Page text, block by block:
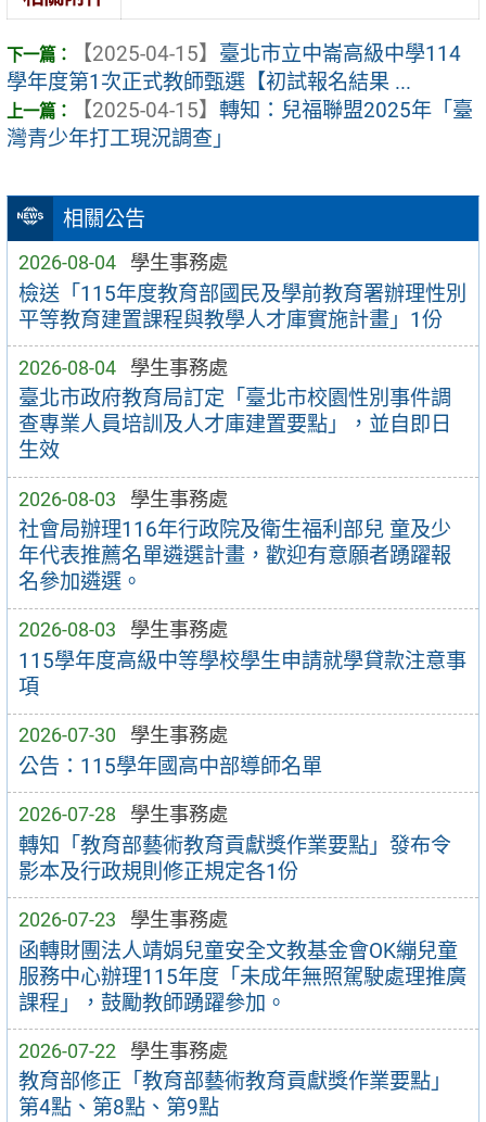
相關公告
2026-08-04 學生事務處
檢送「115年度教育部國民及學前教育署辦理性別
平等教育建置課程與教學人才庫實施計畫」1份
2026-08-04 學生事務處
臺北市政府教育局訂定「臺北市校園性別事件調
查專業人員培訓及人才庫建置要點」，並自即日
生效
2026-08-03 學生事務處
社會局辦理116年行政院及衛生福利部兒 童及少
年代表推薦名單遴選計畫，歡迎有意願者踴躍報
名參加遴選。
2026-08-03 學生事務處
115學年度高級中等學校學生申請就學貸款注意事
項
2026-07-30 學生事務處
公告：115學年國高中部導師名單
2026-07-28 學生事務處
轉知「教育部藝術教育貢獻獎作業要點」發布令
影本及行政規則修正規定各1份
2026-07-23 學生事務處
函轉財團法人靖娟兒童安全文教基金會OK繃兒童
服務中心辦理115年度「未成年無照駕駛處理推廣
課程」，鼓勵教師踴躍參加。
2026-07-22 學生事務處
教育部修正「教育部藝術教育貢獻獎作業要點」
第4點、第8點、第9點
【2025-04-15】 臺北市立中崙高級中學114
學年度第1次正式教師甄選【初試報名結果 ...
【2025-04-15】 轉知：兒福聯盟2025年「臺
灣青少年打工現況調查」